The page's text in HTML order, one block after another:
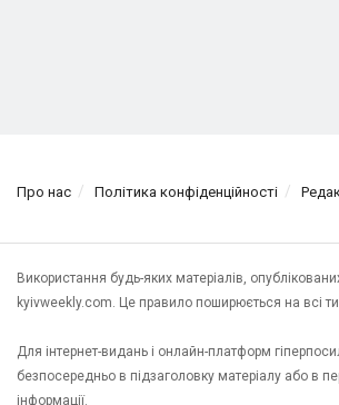
Про нас Політика конфіденційності
Використання будь-яких матеріалів,
kyivweekly.com. Це правило поширюється на всі
Для інтернет-видань і онлайн-платформ
безпосередньо в підзаголовку матеріалу або в
інформації.